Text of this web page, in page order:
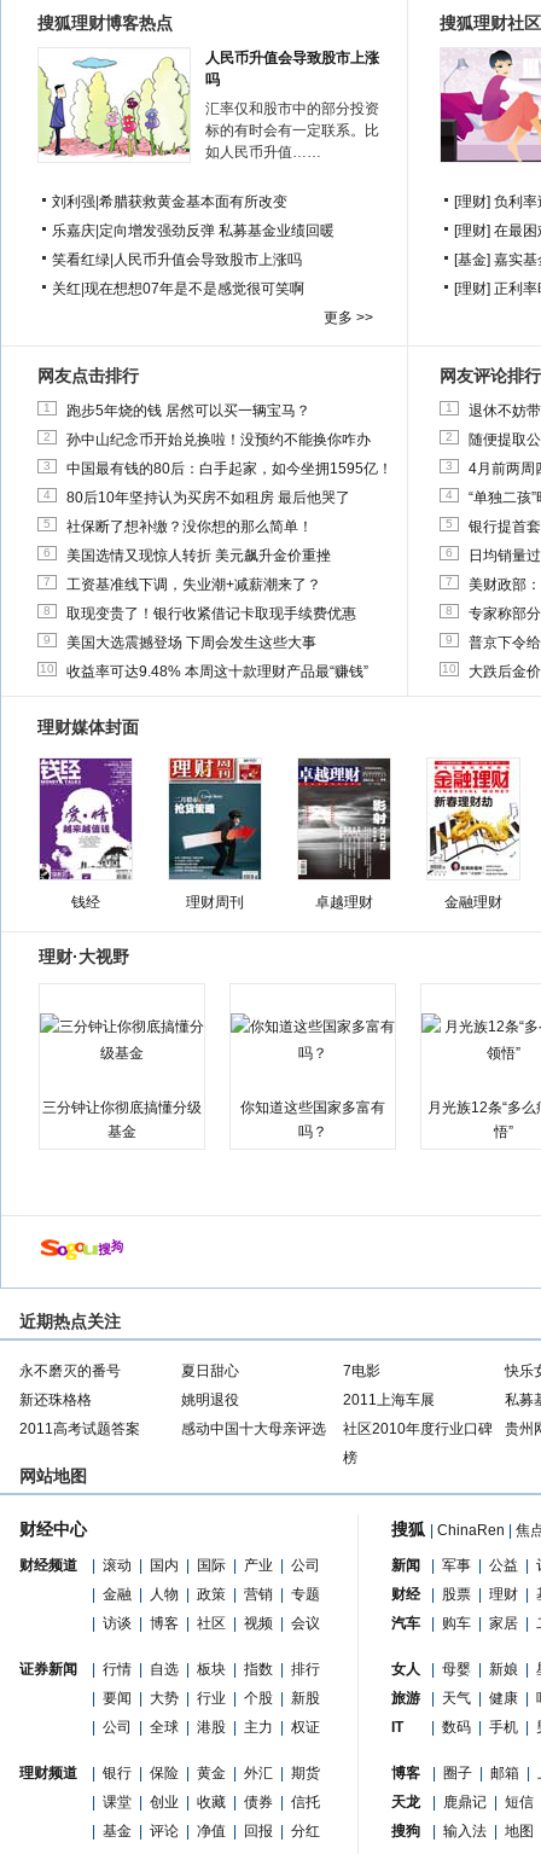
搜狐理财博客热点
人民币升值会导致股市上涨
吗
汇率仅和股市中的部分投资
标的有时会有一定联系。比
如人民币升值……
刘利强 希腊获救黄金基本面有所改变
乐嘉庆 定向增发强劲反弹 私募基金业绩回暖
笑看红绿 人民币升值会导致股市上涨吗
关红 现在想想07年是不是感觉很可笑啊
更多 >>
搜狐理财社
[理财] 负利率
[理财] 在最困
[基金] 嘉实基
[理财] 正利率
网友点击排行
1 跑步5年烧的钱 居然可以买一辆宝马？
2 孙中山纪念币开始兑换啦！没预约不能换你咋办
3 中国最有钱的80后：白手起家，如今坐拥1595亿！
4 80后10年坚持认为买房不如租房 最后他哭了
5 社保断了想补缴？没你想的那么简单！
6 美国选情又现惊人转折 美元飙升金价重挫
7 工资基准线下调，失业潮+减薪潮来了？
8 取现变贵了！银行收紧借记卡取现手续费优惠
9 美国大选震撼登场 下周会发生这些大事
10 收益率可达9.48% 本周这十款理财产品最“赚钱”
网友评论排行
1 退休不妨
2 随便提取
3 4月前两周
4 “单独二孩
5 银行提首
6 日均销量
7 美财政部
8 专家称部
9 普京下令
10 大跌后金
理财媒体封面
钱经 理财周刊 卓越理财 金融理财
理财·大视野
三分钟让你彻底搞懂分级
基金
你知道这些国家多富有
吗？
月光族12条“多么
悟”
近期热点关注
永不磨灭的番号 夏日甜心 7电影
快乐
新还珠格格
姚明退役 2011上海车展
私募
2011高考试题答案
感动中国十大母亲评选
社区2010年度行业口碑
榜
贵州
网站地图
财经中心
财经频道 滚动 国内 国际 产业
公司
金融 人物 政策 营销
专题
访谈 博客 社区 视频 会议
证券新闻 行情 自选 板块 指数
排行
要闻 大势 行业 个股
新股
公司 全球 港股 主力 权证
理财频道 银行 保险 黄金 外汇
期货
课堂 创业 收藏 债券
信托
基金 评论 净值 回报 分红
搜狐 ChinaRen 焦
新闻 军事 公益
财经
股票 理财
汽车
购车 家居
女人 母婴 新娘
旅游
天气 健康
IT
数码 手机
博客 圈子 邮箱
天龙
鹿鼎记
短信
搜狗
输入法 地图